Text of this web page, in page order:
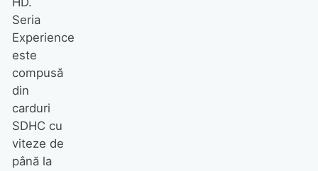
Seria
Experience
este
compusă
din
carduri
SDHC cu
viteze de
până la